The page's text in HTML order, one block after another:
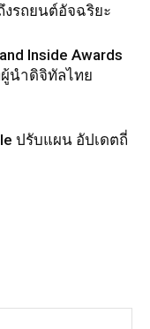
งรถยนต์อัจฉริยะ
Inside Awards
นำดิจิทัลไทย
ปรับแผน อัปเดตถี่